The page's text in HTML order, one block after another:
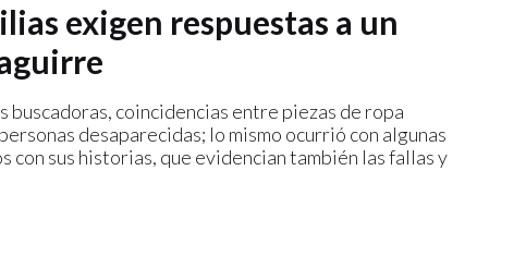
exigen respuestas a un
coincidencias entre piezas de ropa
desaparecidas; lo mismo ocurrió con algunas
con sus historias, que evidencian también las fallas y